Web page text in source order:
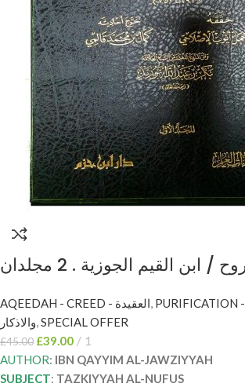
كتاب الروح / ابن القيم الجوزية . 2 مجلدان
AQEEDAH - CREED - العقيدة, PURIFICATION - الرقائق والآداب
والاذكار,SPECIAL OFFER
£45.00 £39.00
1
AUTHOR: IBN QAYYIM AL-JAWZIYYAH
SUBJECT: TAZKIYYAH AL-NUFUS